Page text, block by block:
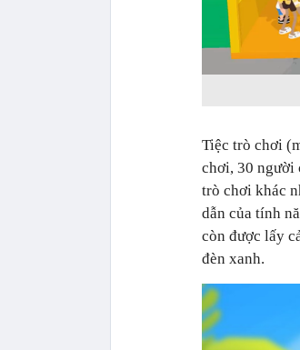
Tiệc trò chơi
chơi, 30 người
trò chơi khác
dẫn của tính
còn được lấy
đèn xanh.